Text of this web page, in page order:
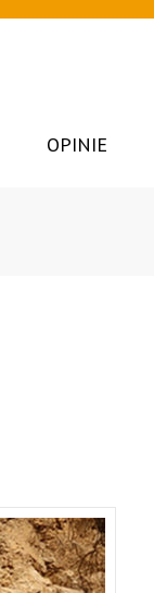
OPINIE